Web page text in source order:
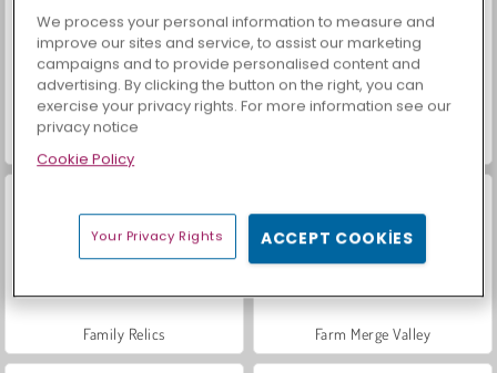
Family Relics Farm Merge Valley
We process your personal information to measure and
improve our sites and service, to assist our marketing
campaigns and to provide personalised content and
advertising. By clicking the button on the right, you can
exercise your privacy rights. For more information see our
privacy notice
Cookie Policy
Your Privacy Rights ACCEPT COOKIES